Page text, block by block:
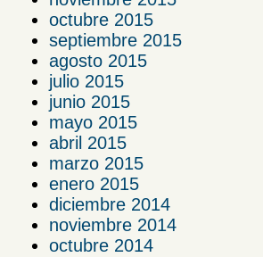
octubre 2015
septiembre 2015
agosto 2015
julio 2015
junio 2015
mayo 2015
abril 2015
marzo 2015
enero 2015
diciembre 2014
noviembre 2014
octubre 2014